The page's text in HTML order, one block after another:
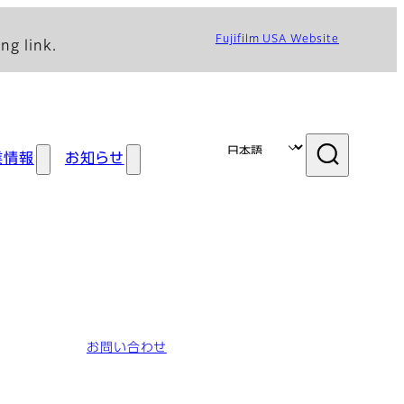
link. Fujifilm USA Website
報 お知らせ
お問い合わせ